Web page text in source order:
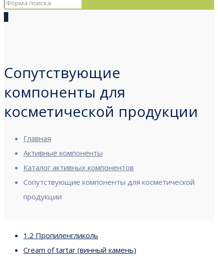
0
Сопутствующие
компоненты для
косметической продукции
Главная
Активные компоненты
Каталог активных компонентов
Сопутствующие компоненты для косметической
продукции
1.2 Пропиленгликоль
Cream of tartar (винный камень)